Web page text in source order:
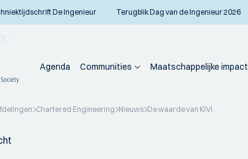
De Ingenieur Terugblik Dag van de Ingenieur 2026
Agenda Communities Maatschappelijke impact
Chartered Engineering Nieuws De waarde van KIVI